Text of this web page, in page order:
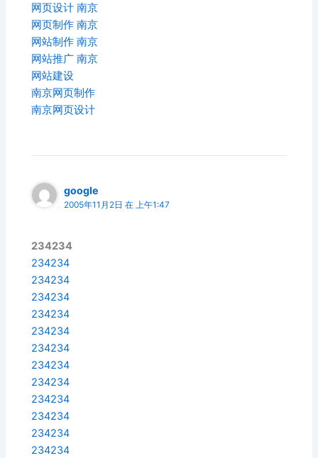
网页设计 南京
网页制作 南京
网站制作 南京
网站推广 南京
网站建设
南京网页制作
南京网页设计
google
2005年11月2日 在 上午1:47
234234
234234
234234
234234
234234
234234
234234
234234
234234
234234
234234
234234
234234